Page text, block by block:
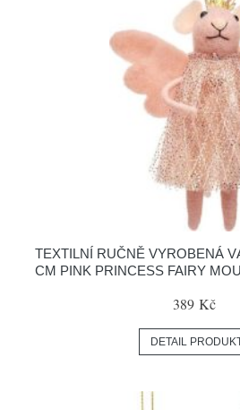
TEXTILNÍ RUČNĚ VYROBENÁ
CM PINK PRINCESS FAIRY
389 Kč
DETAIL